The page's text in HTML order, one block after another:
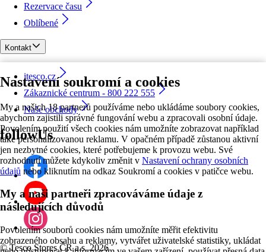
Nastavení soukromí a cookies
My a našich 18 partnerů používáme nebo ukládáme soubory cookies,
abychom zajistili správné fungování webu a zpracovali osobní údaje.
Povolením použití všech cookies nám umožníte zobrazovat například
také personalizovanou reklamu. V opačném případě zůstanou aktivní
jen nezbytné cookies, které potřebujeme k provozu webu. Své
rozhodnutí můžete kdykoliv změnit v Nastavení ochrany osobních
údajů nebo kliknutím na odkaz Soukromí a cookies v patičce webu.
My a naši partneři zpracováváme údaje z
následujících důvodů
Povolením souborů cookies nám umožníte měřit efektivitu
zobrazeného obsahu a reklamy, vytvářet uživatelské statistiky, ukládat
Rezervace času
Oblíbené
Kontakt
itesco.cz
Zákaznické centrum - 800 222 555
Naše obchody
followUs
©Tesco Stores ČR a.s. 2026